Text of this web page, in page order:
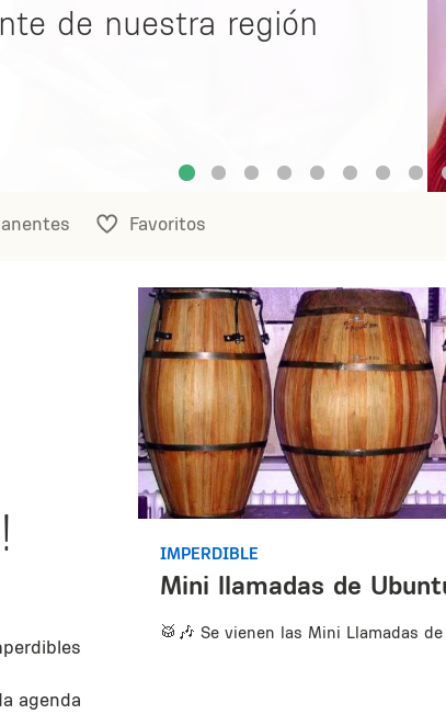
de nuestra región
Favoritos
agenda
IMPERDIBLE
Mini llamadas de
🥁🎶 Se vienen las Mini Llamadas